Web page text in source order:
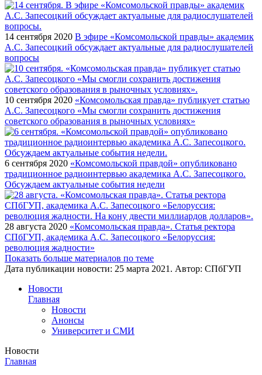
14 сентября 2020 В эфире «Комсомольской правды» академик
А.С. Запесоцкий обсуждает актуальные для радиослушателей
вопросы
10 сентября 2020 «Комсомольская правда» публикует статью
А.С. Запесоцкого «Мы смогли сохранить достижения
советского образования в рыночных условиях»
6 сентября 2020 «Комсомольской правдой» опубликовано
традиционное радиоинтервью академика А.С. Запесоцкого.
Обсуждаем актуальные события недели
28 августа 2020 «Комсомольская правда». Статья ректора
СПбГУП, академика А.С. Запесоцкого «Белоруссия:
революция жадности»
Показать больше материалов по теме
Дата публикации новости: 25 марта 2021 . Автор: СПбГУП
Новости
Главная
Новости
Анонсы
Университет и СМИ
Новости
Главная